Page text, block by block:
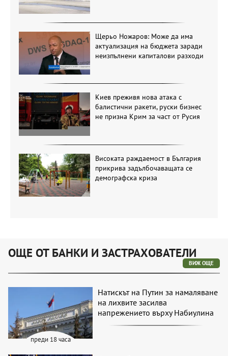
Щерьо Ножаров: Може да има
актуализация на бюджета заради
неизпълнени капиталови разходи
Киев преживя нова атака с
балистични ракети, руски бизнес
не призна Крим за част от Русия
Високата раждаемост в България
прикрива задълбочаващата се
демографска криза
ОЩЕ ОТ БАНКИ И ЗАСТРАХОВАТЕЛИ
ВИЖ ОЩЕ
преди 18 часа
Натискът на Путин за намаляване
на лихвите засилва
напрежението върху Набиулина